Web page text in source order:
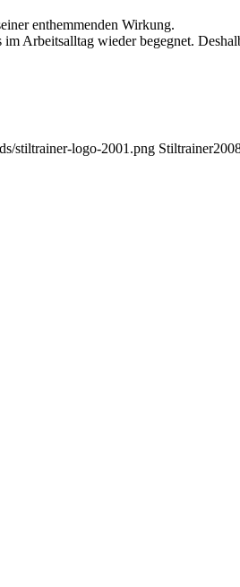
enthemmenden Wirkung.
Arbeitsalltag wieder begegnet.
stiltrainer-logo-2001.png Stiltrainer